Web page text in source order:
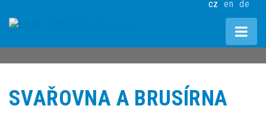
cz en de
SVAŘOVNA A BRUSÍRNA